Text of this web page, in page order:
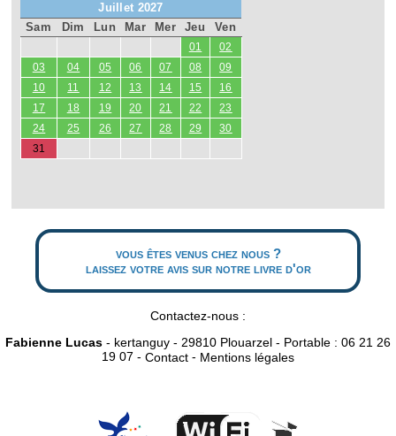
Juillet 2027
Sam
Dim Lun Mar Mer Jeu Ven
01
02
03
04 05 06 07 08
09
10
11 12 13 14 15
16
17
18 19 20 21 22
23
24
25 26 27 28 29
30
31
vous êtes venus chez nous ?
laissez votre avis sur notre livre d'or
Contactez-nous :
Fabienne Lucas - kertanguy - 29810 Plouarzel - Portable : 06 21 26
19 07 - Contact - Mentions légales